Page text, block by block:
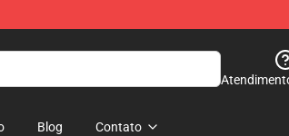
Blog Contato